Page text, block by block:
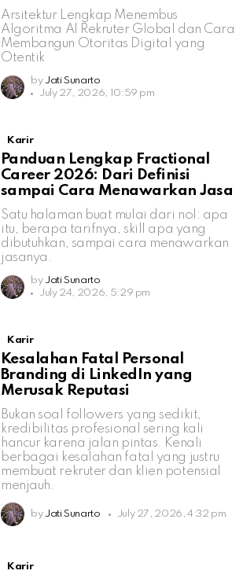
Arsitektur Lengkap Menembus
Algoritma AI Rekruter Global dan Cara
Membangun Otoritas Digital yang
Otentik
by Jati Sunarto
July 27, 2026, 10:59 pm
Karir
Panduan Lengkap Fractional
Career 2026: Dari Definisi
sampai Cara Menawarkan Jasa
Satu halaman buat mulai dari nol: apa
itu, berapa tarifnya, skill apa yang
dibutuhkan, sampai cara menawarkan
jasanya.
by Jati Sunarto
July 24, 2026, 5:29 pm
Karir
Kesalahan Fatal Personal
Branding di LinkedIn yang
Merusak Reputasi
Bukan soal followers yang sedikit,
kredibilitas profesional sering kali
hancur karena jalan pintas. Kenali
berbagai kesalahan fatal yang justru
membuat rekruter dan klien potensial
menjauh.
by Jati Sunarto July 27, 2026, 4:32 pm
Karir